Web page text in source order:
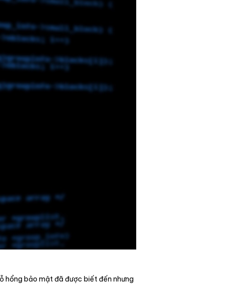
hổng bảo mật đã được biết đến nhưng